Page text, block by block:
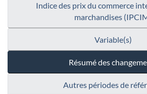
Indice des prix du commerce
marchandises
Variable(s)
Résumé des
Autres périodes de